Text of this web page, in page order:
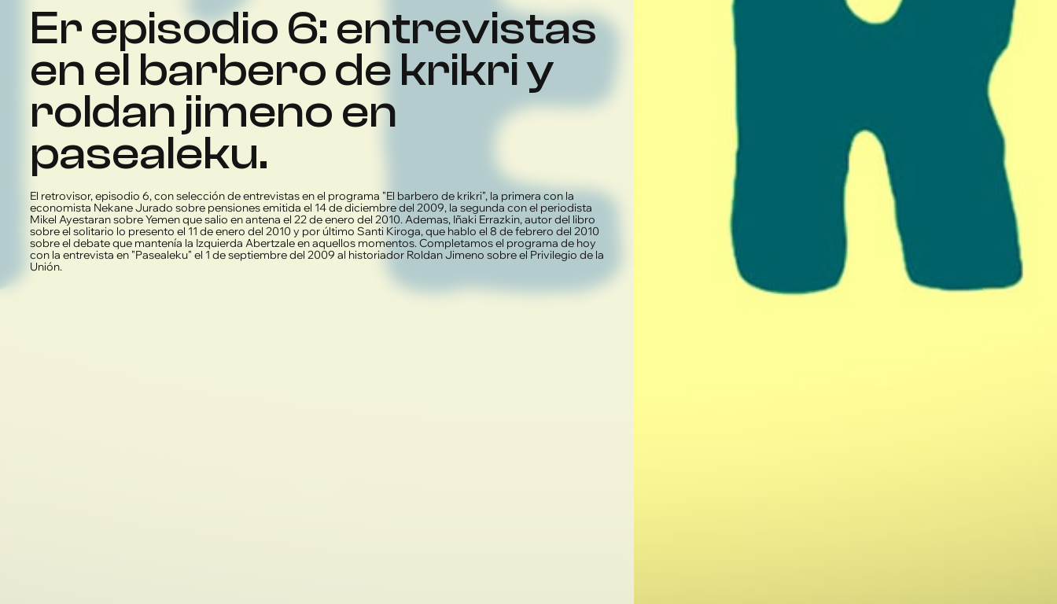
er episodio 6: entrevistas
en el barbero de krikri y
roldan jimeno en
pasealeku.
El retrovisor, episodio 6, con selección de entrevistas en el programa "El barbero de krikri", la primera con la
economista Nekane Jurado sobre pensiones emitida el 14 de diciembre del 2009, la segunda con el periodista
Mikel Ayestaran sobre Yemen que salio en antena el 22 de enero del 2010. Ademas, Iñaki Errazkin, autor del libro
sobre el solitario lo presento el 11 de enero del 2010 y por último Santi Kiroga, que hablo el 8 de febrero del 2010
sobre el debate que mantenía la Izquierda Abertzale en aquellos momentos. Completamos el programa de hoy
con la entrevista en "Pasealeku" el 1 de septiembre del 2009 al historiador Roldan Jimeno sobre el Privilegio de la
Unión.